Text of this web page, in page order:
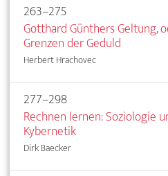
263–275
Gotthard Günthers Geltung,
Grenzen der Geduld
Herbert Hrachovec
277–298
Rechnen lernen: Soziologie
Kybernetik
Dirk Baecker